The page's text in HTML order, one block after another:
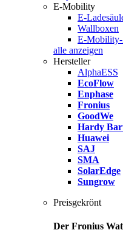
E-Mobility
E-
Wallboxen
E-
alle anzeigen
Hersteller
AlphaESS
EcoFlow
Enphase
Fronius
GoodWe
Hardy
Huawei
SAJ
SMA
SolarEdge
Sungrow
Preisgekrönt
Der Fronius